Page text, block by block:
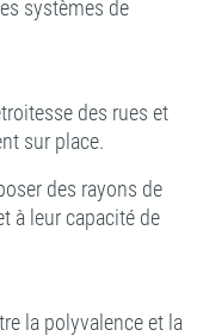
systèmes de
des rues et
sur place.
des rayons de
à leur capacité de
la polyvalence et la